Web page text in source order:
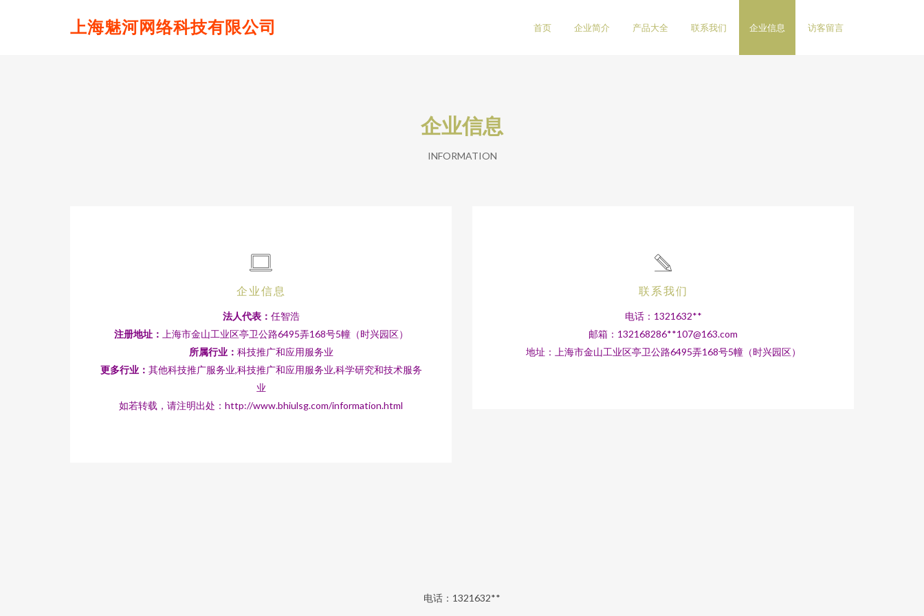
上海魅河网络科技有限公司 首页 企业简介 产品大全 联系我们 企业信息 访客留言
企业信息
INFORMATION
企业信息
法人代表： 任智浩
注册地址：
上海市金山工业区亭卫公路6495弄168号5幢（时兴园区）
所属行业： 科技推广和应用服务业
更多行业： 其他科技推广服务业,科技推广和应用服务业,科学研究和技术服务
业
如若转载，请注明出处：http://www.bhiulsg.com/information.html
联系我们
电话：1321632**
邮箱：132168286**107@163.com
地址：上海市金山工业区亭卫公路6495弄168号5幢（时兴园区）
电话：1321632**